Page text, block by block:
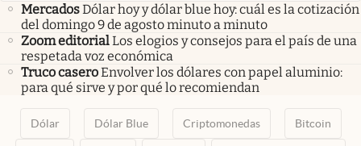
MercadosDólar hoy y dólar blue hoy: cuál es la cotización
del domingo 9 de agosto minuto a minuto
Zoom editorialLos elogios y consejos para el país de una
respetada voz económica
Truco caseroEnvolver los dólares con papel aluminio:
para qué sirve y por qué lo recomiendan
Dólar Dólar Blue Criptomonedas Bitcoin